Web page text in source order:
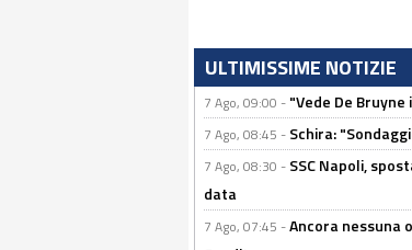
ULTIMISSIME NOTIZIE
7 Ago, 09:00 - "Vede De
7 Ago, 08:45 - Schira:
7 Ago, 08:30 - SSC Napoli,
data
7 Ago, 07:45 -Ancora nessuna